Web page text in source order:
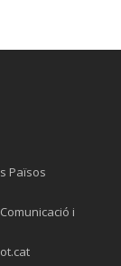
Països
i